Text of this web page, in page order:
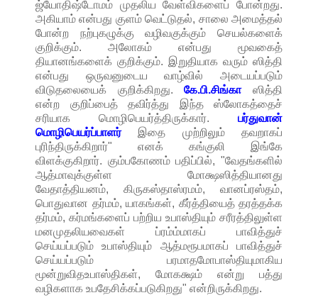
ஜ்யோதிஷ்டோமம் முதலிய வேள்விகளைப் போன்றது.
அகியாம் என்பது குளம் வெட்டுதல், சாலை அமைத்தல்
போன்ற நற்புகழுக்கு வழிவகுக்கும் செயல்களைக்
குறிக்கும். அலோகம் என்பது மூவகைத்
தியானங்களைக் குறிக்கும். இறுதியாக வரும் ஸித்தி
என்பது ஒருவனுடைய வாழ்வில் அடையப்படும்
விடுதலையைக் குறிக்கிறது.கே.பி.சிங்காஸித்தி
என்ற குறிப்பைத் தவிர்த்து இந்த ஸ்லோகத்தைச்
சரியாக மொழிபெயர்த்திருக்கார். பர்துவான்
மொழிபெயர்ப்பாளர்இதை முற்றிலும் தவறாகப்
புரிந்திருக்கிறார்" எனக் கங்குலி இங்கே
விளக்குகிறார். கும்பகோணம் பதிப்பில், "வேதங்களில்
ஆத்மாவுக்குள்ள மோக்ஷஸித்தியானது
வேதாத்தியனம், கிருகஸ்தாஸ்ரமம், வானப்ரஸ்தம்,
பொதுவான தர்மம், யாகங்கள், கீர்த்தியைத் தரத்தக்க
தர்மம், கர்மங்களைப் பற்றிய உபாஸ்தியும் சரீரத்திலுள்ள
மனமுதலியவைகள் ப்ரம்ம்மாகப் பாவித்துச்
செய்யப்படும் உபாஸ்தியும் ஆத்மரூபமாகப் பாவித்துச்
செய்யப்படும் பரமாதமோபாஸ்தியுமாகிய
மூன்றுவிதஉபாஸ்திகள், மோகக்ஷம் என்று பத்து
வழிகளாக உபதேசிக்கப்படுகிறது" என்றிருக்கிறது.